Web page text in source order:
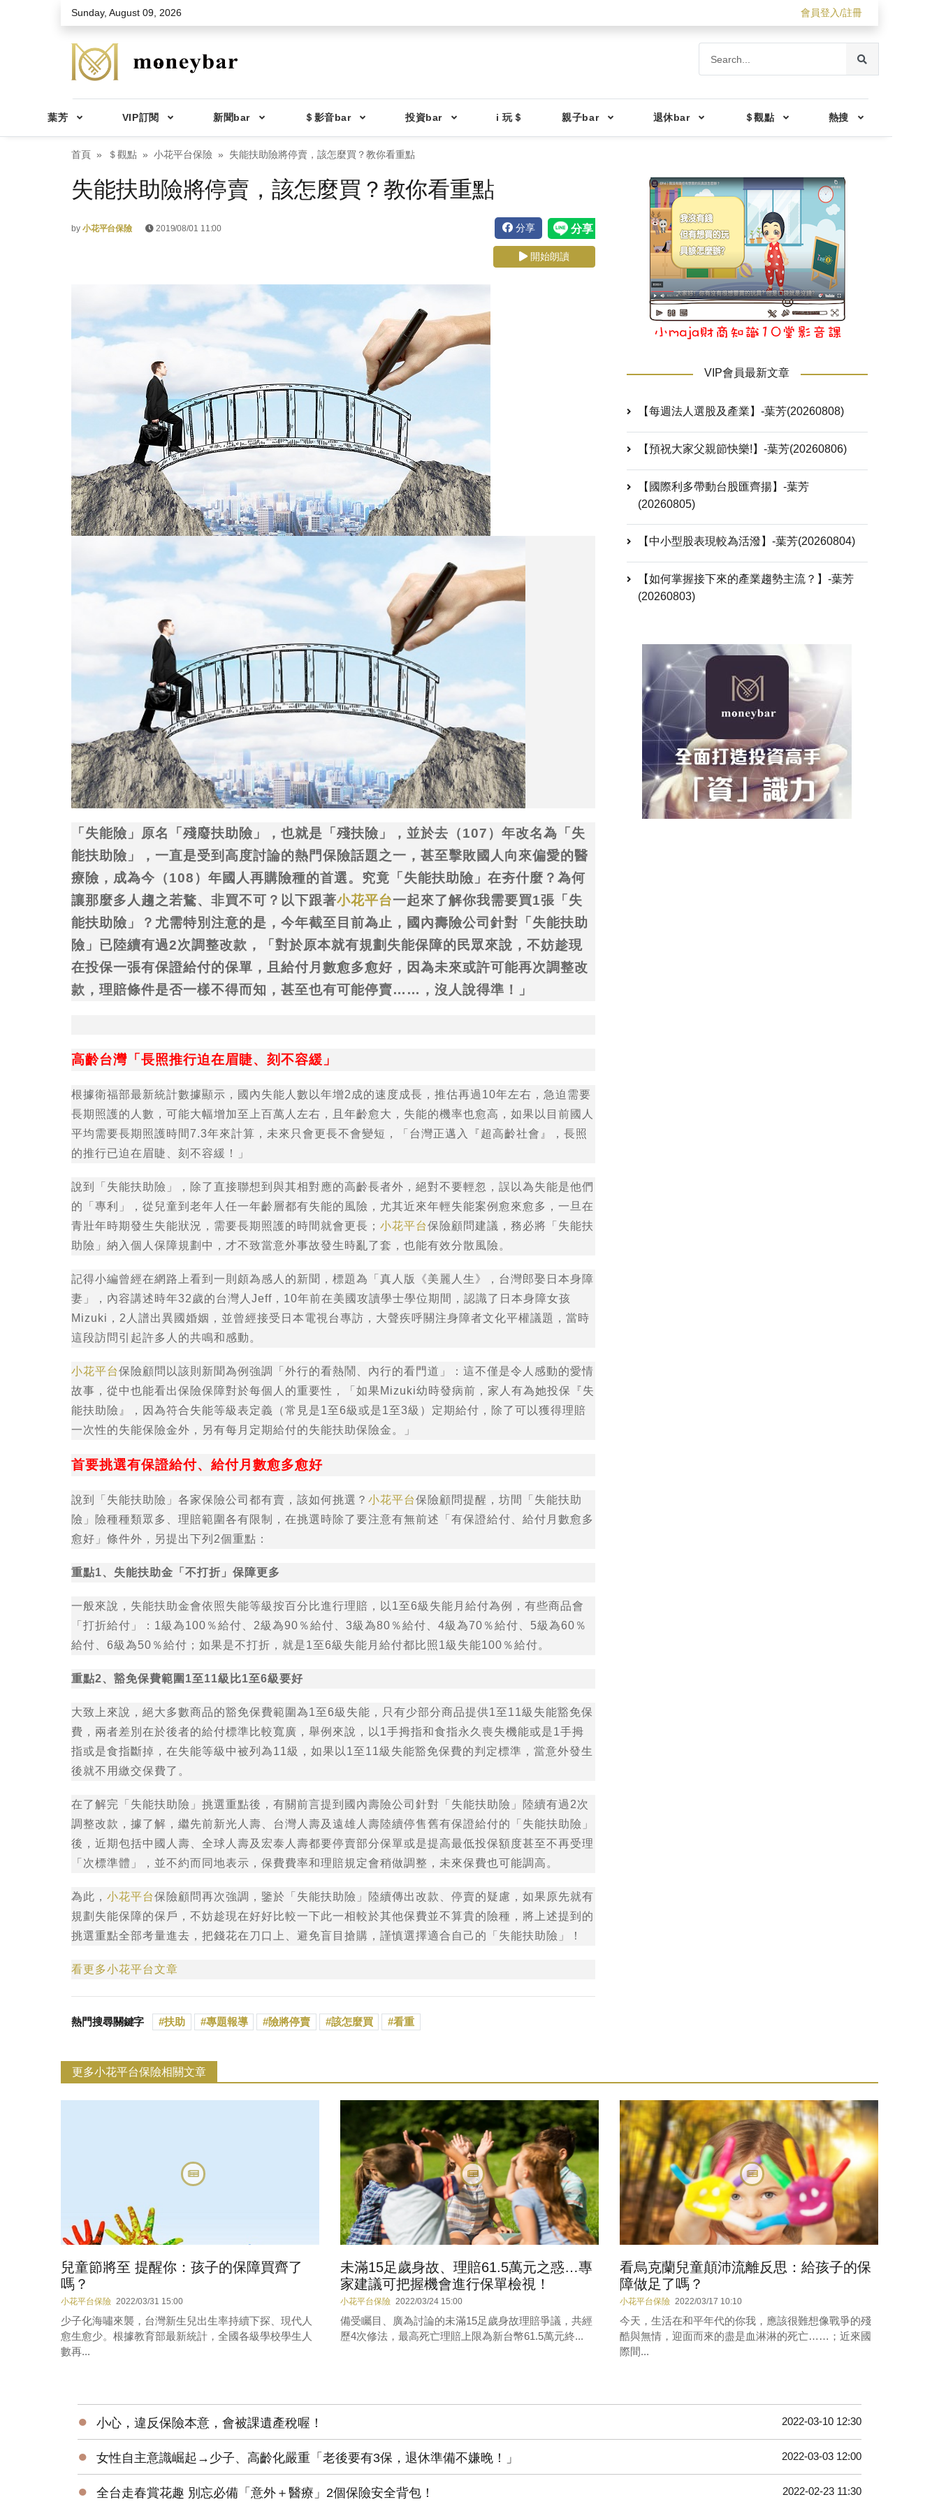
Skip to main contentSunday, August 09, 2026 會員登入/註冊
葉芳 VIP訂閱 新聞bar ＄影音bar 投資bar i 玩＄ 親子bar 退休bar ＄觀點 熱搜
首頁 ＄觀點 小花平台保險 失能扶助險將停賣，該怎麼買？教你看重點
失能扶助險將停賣，該怎麼買？教你看重點
by 小花平台保險 2019/08/01 11:00 分享
開始朗讀
「失能險」原名「殘廢扶助險」，也就是「殘扶險」，並於去（107）年改名為「失
能扶助險」，一直是受到高度討論的熱門保險話題之一，甚至擊敗國人向來偏愛的醫
療險，成為今（108）年國人再購險種的首選。究竟「失能扶助險」在夯什麼？為何
讓那麼多人趨之若鶩、非買不可？以下跟著小花平台一起來了解你我需要買1張「失
能扶助險」？尤需特別注意的是，今年截至目前為止，國內壽險公司針對「失能扶助
險」已陸續有過2次調整改款，「對於原本就有規劃失能保障的民眾來說，不妨趁現
在投保一張有保證給付的保單，且給付月數愈多愈好，因為未來或許可能再次調整改
款，理賠條件是否一樣不得而知，甚至也有可能停賣……，沒人說得準！」
高齡台灣「長照推行迫在眉睫、刻不容緩」
根據衛福部最新統計數據顯示，國內失能人數以年增2成的速度成長，推估再過10年左右，急迫需要
長期照護的人數，可能大幅增加至上百萬人左右，且年齡愈大，失能的機率也愈高，如果以目前國人
平均需要長期照護時間7.3年來計算，未來只會更長不會變短，「台灣正邁入『超高齡社會』，長照
的推行已迫在眉睫、刻不容緩！」
說到「失能扶助險」，除了直接聯想到與其相對應的高齡長者外，絕對不要輕忽，誤以為失能是他們
的「專利」，從兒童到老年人任一年齡層都有失能的風險，尤其近來年輕失能案例愈來愈多，一旦在
青壯年時期發生失能狀況，需要長期照護的時間就會更長； 小花平台保險顧問建議，務必將「失能扶
助險」納入個人保障規劃中，才不致當意外事故發生時亂了套，也能有效分散風險。
記得小編曾經在網路上看到一則頗為感人的新聞，標題為「真人版《美麗人生》，台灣郎娶日本身障
妻」，內容講述時年32歲的台灣人Jeff，10年前在美國攻讀學士學位期間，認識了日本身障女孩
Mizuki，2人譜出異國婚姻，並曾經接受日本電視台專訪，大聲疾呼關注身障者文化平權議題，當時
這段訪問引起許多人的共鳴和感動。
小花平台保險顧問以該則新聞為例強調「外行的看熱鬧、內行的看門道」：這不僅是令人感動的愛情
故事，從中也能看出保險保障對於每個人的重要性，「如果Mizuki幼時發病前，家人有為她投保『失
能扶助險』，因為符合失能等級表定義（常見是1至6級或是1至3級）定期給付，除了可以獲得理賠
一次性的失能保險金外，另有每月定期給付的失能扶助保險金。」
首要挑選有保證給付、給付月數愈多愈好
說到「失能扶助險」各家保險公司都有賣，該如何挑選？ 小花平台保險顧問提醒，坊間「失能扶助
險」險種種類眾多、理賠範圍各有限制，在挑選時除了要注意有無前述「有保證給付、給付月數愈多
愈好」條件外，另提出下列2個重點：
重點1、失能扶助金「不打折」保障更多
一般來說，失能扶助金會依照失能等級按百分比進行理賠，以1至6級失能月給付為例，有些商品會
「打折給付」：1級為100％給付、2級為90％給付、3級為80％給付、4級為70％給付、5級為60％
給付、6級為50％給付；如果是不打折，就是1至6級失能月給付都比照1級失能100％給付。
重點2、豁免保費範圍1至11級比1至6級要好
大致上來說，絕大多數商品的豁免保費範圍為1至6級失能，只有少部分商品提供1至11級失能豁免保
費，兩者差別在於後者的給付標準比較寬廣，舉例來說，以1手拇指和食指永久喪失機能或是1手拇
指或是食指斷掉，在失能等級中被列為11級，如果以1至11級失能豁免保費的判定標準，當意外發生
後就不用繳交保費了。
在了解完「失能扶助險」挑選重點後，有關前言提到國內壽險公司針對「失能扶助險」陸續有過2次
調整改款，據了解，繼先前新光人壽、台灣人壽及遠雄人壽陸續停售舊有保證給付的「失能扶助險」
後，近期包括中國人壽、全球人壽及宏泰人壽都要停賣部分保單或是提高最低投保額度甚至不再受理
「次標準體」，並不約而同地表示，保費費率和理賠規定會稍做調整，未來保費也可能調高。
為此， 小花平台保險顧問再次強調，鑒於「失能扶助險」陸續傳出改款、停賣的疑慮，如果原先就有
規劃失能保障的保戶，不妨趁現在好好比較一下此一相較於其他保費並不算貴的險種，將上述提到的
挑選重點全部考量進去，把錢花在刀口上、避免盲目搶購，謹慎選擇適合自己的「失能扶助險」！
看更多小花平台文章
熱門搜尋關鍵字 扶助 專題報導 險將停賣 該怎麼買 看重
VIP會員最新文章
【每週法人選股及產業】-葉芳(20260808)
【預祝大家父親節快樂!】-葉芳(20260806)
【國際利多帶動台股匯齊揚】-葉芳
(20260805)
【中小型股表現較為活潑】-葉芳(20260804)
【如何掌握接下來的產業趨勢主流？】-葉芳
(20260803)
更多小花平台保險相關文章
兒童節將至 提醒你：孩子的保障買齊了
嗎？
小花平台保險 2022/03/31 15:00
少子化海嘯來襲，台灣新生兒出生率持續下探、現代人
愈生愈少。根據教育部最新統計，全國各級學校學生人
數再...
未滿15足歲身故、理賠61.5萬元之惑…專
家建議可把握機會進行保單檢視！
小花平台保險 2022/03/24 15:00
備受矚目、廣為討論的未滿15足歲身故理賠爭議，共經
歷4次修法，最高死亡理賠上限為新台幣61.5萬元終...
看烏克蘭兒童顛沛流離反思：給孩子的保
障做足了嗎？
小花平台保險 2022/03/17 10:10
今天，生活在和平年代的你我，應該很難想像戰爭的殘
酷與無情，迎面而來的盡是血淋淋的死亡……；近來國
際間...
● 小心，違反保險本意，會被課遺產稅喔！ 2022-03-10 12:30
● 女性自主意識崛起→少子、高齡化嚴重「老後要有3保，退休準備不嫌晚！」 2022-03-03 12:00
● 全台走春賞花趣 別忘必備「意外＋醫療」2個保險安全背包！ 2022-02-23 11:30